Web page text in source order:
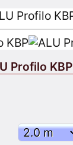
Profilo KBP